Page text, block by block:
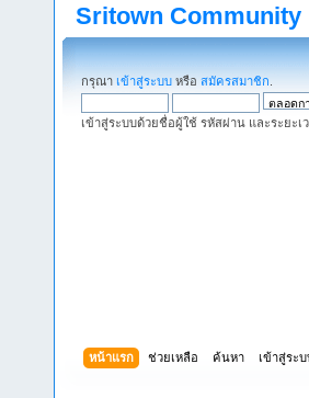
Sritown Community
กรุณา เข้าสู่ระบบ หรือ สมัครสมาชิก
เข้าสู่ระบบด้วยชื่อผู้ใช้ รหัสผ่าน และระยะเ
หน้าแรก ช่วยเหลือ ค้นหา เข้าสู่ระ